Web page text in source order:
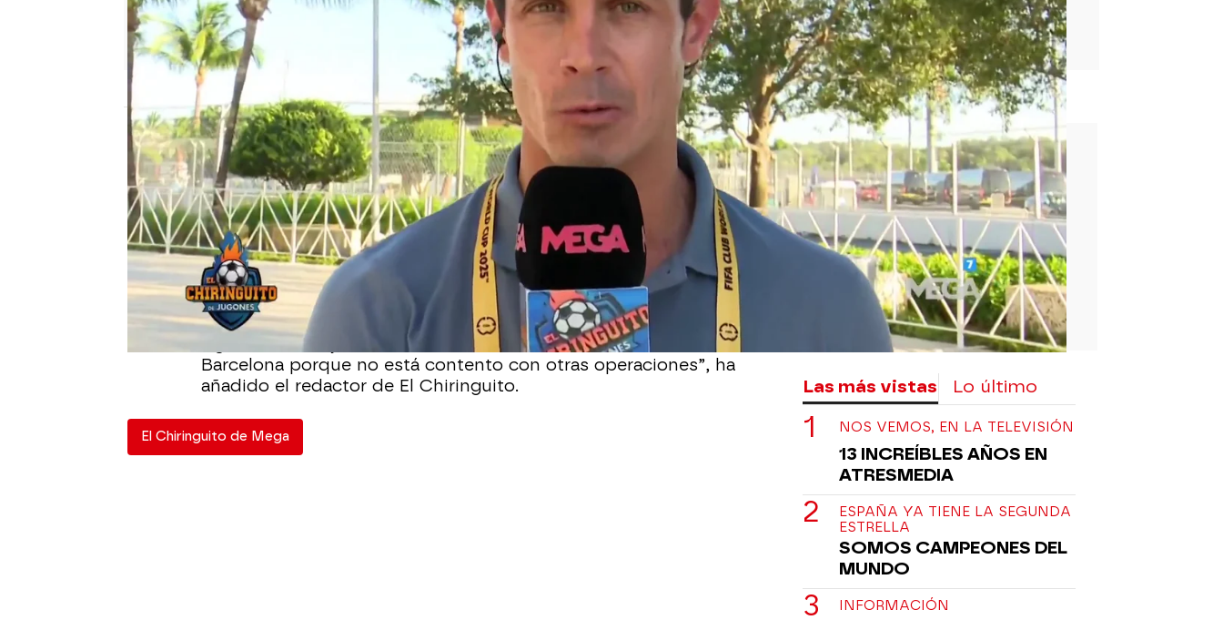
El Chiringuito
Publicado: 17 de junio de 2025, 01:46
WhatsappFacebook
X Flipboard
El FC Barcelona es uno de los protagonistas de este mercado
de fichajes, teniendo a Luis Díaz como uno de sus principales
rumores. Sin embargo, Edu Aguirre desvelaba esta noche en El
Chiringuito que el conjunto red no está interesado en negociar
por el delantero colombiano. “El Liverpool le ha cerrado la
puerta a Luis Díaz para que vaya al Barça”, ha desvelado Edu
Aguirre. “El conjunto red no se sienta a hablar con el FC
Barcelona porque no está contento con otras operaciones”, ha
añadido el redactor de El Chiringuito.
El Chiringuito de Mega
Las más vistas Lo último
NOS VEMOS, EN LA TELEVISIÓN
13 INCREÍBLES AÑOS EN
ATRESMEDIA
ESPAÑA YA TIENE LA SEGUNDA
ESTRELLA
SOMOS CAMPEONES DEL
MUNDO
INFORMACIÓN